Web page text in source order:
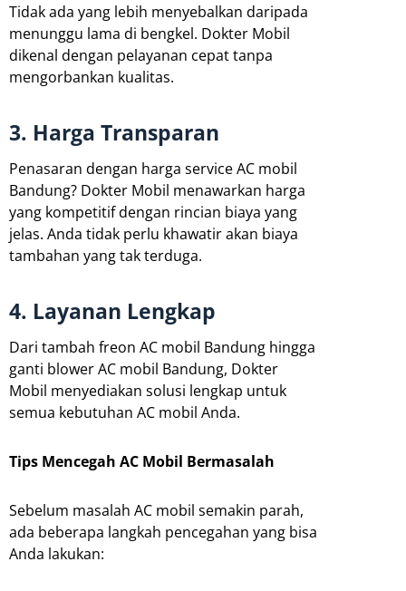
Tidak ada yang lebih menyebalkan daripada
menunggu lama di bengkel. Dokter Mobil
dikenal dengan pelayanan cepat tanpa
mengorbankan kualitas.
3. Harga Transparan
Penasaran dengan harga service AC mobil
Bandung? Dokter Mobil menawarkan harga
yang kompetitif dengan rincian biaya yang
jelas. Anda tidak perlu khawatir akan biaya
tambahan yang tak terduga.
4. Layanan Lengkap
Dari tambah freon AC mobil Bandung hingga
ganti blower AC mobil Bandung, Dokter
Mobil menyediakan solusi lengkap untuk
semua kebutuhan AC mobil Anda.
Tips Mencegah AC Mobil Bermasalah
Sebelum masalah AC mobil semakin parah,
ada beberapa langkah pencegahan yang bisa
Anda lakukan: